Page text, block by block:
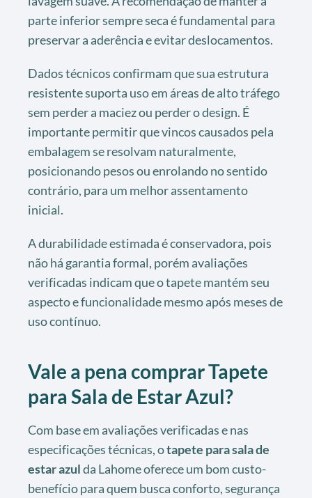
parte inferior sempre seca é fundamental para
preservar a aderência e evitar deslocamentos.
Dados técnicos confirmam que sua estrutura
resistente suporta uso em áreas de alto tráfego
sem perder a maciez ou perder o design. É
importante permitir que vincos causados pela
embalagem se resolvam naturalmente,
posicionando pesos ou enrolando no sentido
contrário, para um melhor assentamento
inicial.
A durabilidade estimada é conservadora, pois
não há garantia formal, porém avaliações
verificadas indicam que o tapete mantém seu
aspecto e funcionalidade mesmo após meses de
uso contínuo.
Vale a pena comprar Tapete
para Sala de Estar Azul?
Com base em avaliações verificadas e nas
especificações técnicas, otapete para sala de
estar azulda Lahome oferece um bom custo-
benefício para quem busca conforto, segurança